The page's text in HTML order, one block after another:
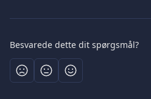
Besvarede dette dit spørgsmål?